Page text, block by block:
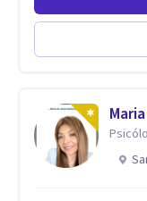
Estableciendo
vida de cada uno